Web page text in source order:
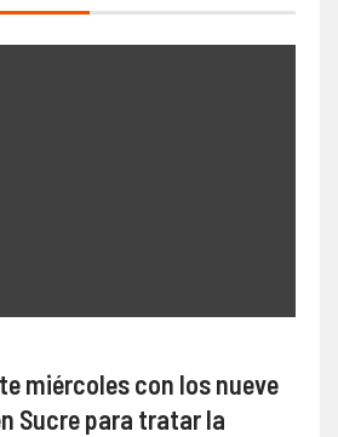
miércoles con los nueve
Sucre para tratar la